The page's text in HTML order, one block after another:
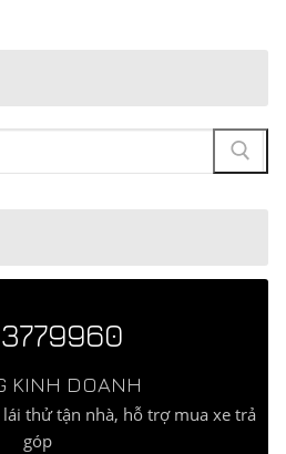
KINH DOANH
thử tận nhà, hỗ trợ mua xe trả
góp